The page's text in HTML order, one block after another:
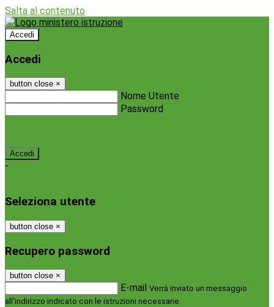
Salta al contenuto
Accedi
Accedi
button close ×
Nome Utente
Password
-
Seleziona utente
button close ×
Recupero password
button close ×
E-mail Verrà inviato un messaggio
all'indirizzo indicato con le istruzioni necessarie.